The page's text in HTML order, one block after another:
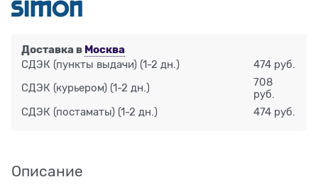
Доставка в Москва
СДЭК (пункты выдачи) (1-2 дн.) 474 руб.
СДЭК (курьером) (1-2 дн.)
708
руб.
СДЭК (постаматы) (1-2 дн.) 474 руб.
Описание